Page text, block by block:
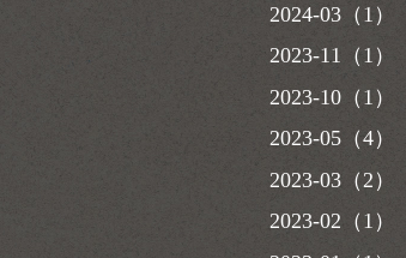
2024-03（1）
2023-11（1）
2023-10（1）
2023-05（4）
2023-03（2）
2023-02（1）